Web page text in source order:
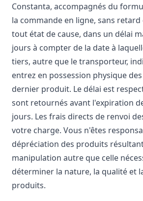
Constanta, accompagnés du
la commande en ligne, sans retard
tout état de cause, dans un délai
jours à compter de la date à
tiers, autre que le transporteur,
entrez en possession physique
dernier produit. Le délai est
sont retournés avant l'expiration
jours. Les frais directs de renvoi
votre charge. Vous n'êtes
dépréciation des produits
manipulation autre que celle
déterminer la nature, la qualité et
produits.